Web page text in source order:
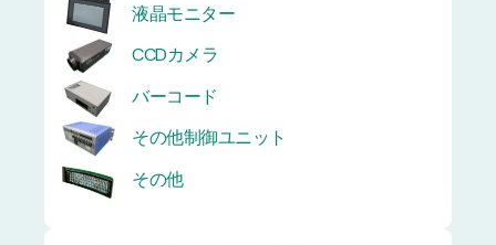
液晶モニター
CCDカメラ
バーコード
その他制御ユニット
その他